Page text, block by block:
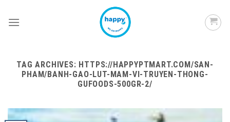
TAG ARCHIVES: HTTPS://HAPPYPTMART.COM/SAN-
PHAM/BANH-GAO-LUT-MAM-VI-TRUYEN-THONG-
GUFOODS-500GR-2/